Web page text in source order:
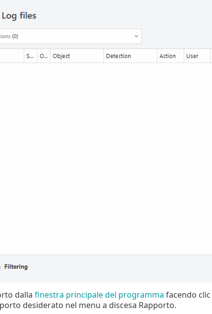
dalla finestra principale del programma facendo clic
desiderato nel menu a discesa Rapporto.